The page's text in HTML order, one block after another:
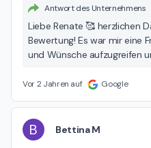
Antwort des Unternehmens
Liebe Renate 🥰 herzlichen
Bewertung! Es war mir eine
und Wünsche aufzugreifen
und bin überglücklich, dass
dein positives Feedback.
Bedarf jederzeit wieder begrüßen
Grüße, Nicole 🤗❤
Vor 2 Jahren auf Google
B Bettina M